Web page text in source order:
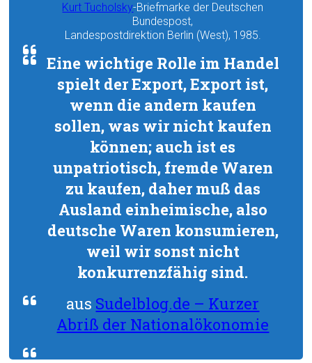
Kurt Tucholsky-Briefmarke der Deutschen
Bundespost,
Landespostdirektion Berlin (West), 1985.
Eine wichtige Rolle im Handel
spielt der Export, Export ist,
wenn die andern kaufen
sollen, was wir nicht kaufen
können; auch ist es
unpatriotisch, fremde Waren
zu kaufen, daher muß das
Ausland einheimische, also
deutsche Waren konsumieren,
weil wir sonst nicht
konkurrenzfähig sind.
aus Sudelblog.de – Kurzer
Abriß der Nationalökonomie